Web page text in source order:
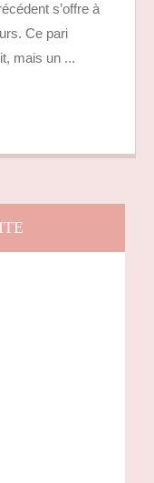
CARNET
DE
VOYAGE
Ce pari
mais un ...